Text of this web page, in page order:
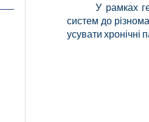
У рамках
систем до
усувати хронічні